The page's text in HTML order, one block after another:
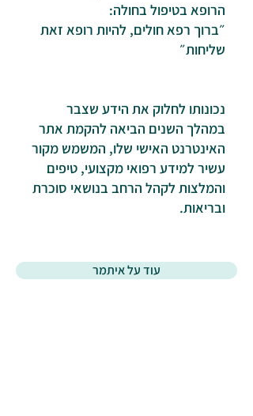
הרופא בטיפול בחולה:
״ברוך רפא חולים, להיות רופא זאת
שליחות״
נכונותו לחלוק את הידע שצבר
במהלך השנים הביאה להקמת אתר
האינטרנט האישי שלו, המשמש מקור
עשיר למידע רפואי מקצועי, טיפים
והמלצות לקהל הרחב בנושאי סוכרת
ובריאות.
עוד על איתמר